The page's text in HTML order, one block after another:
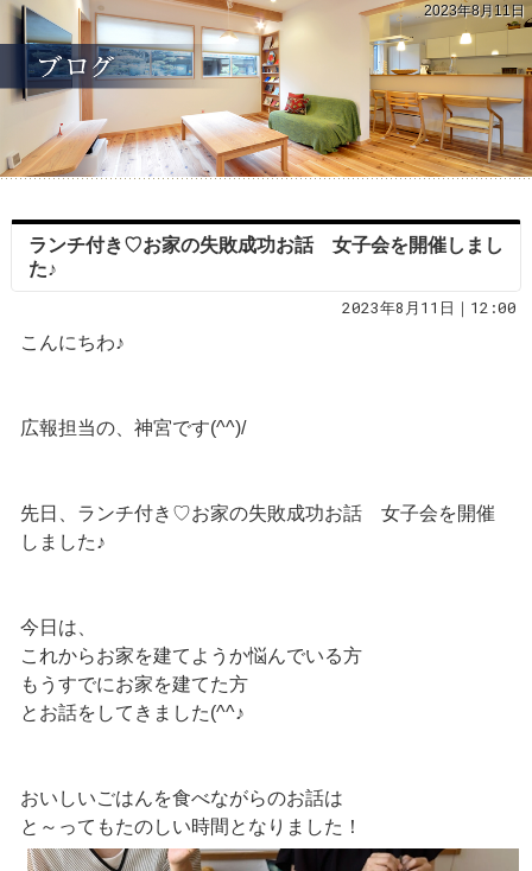
2023年8月11日
ランチ付き♡お家の失敗成功お話 女子会を開催しまし
た♪
2023年8月11日｜12:00
こんにちわ♪
広報担当の、神宮です(^^)/
先日、ランチ付き♡お家の失敗成功お話 女子会を開催
しました♪
今日は、
これからお家を建てようか悩んでいる方
もうすでにお家を建てた方
とお話をしてきました(^^♪
おいしいごはんを食べながらのお話は
と～ってもたのしい時間となりました！